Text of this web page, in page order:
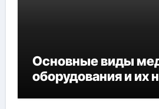
Основные виды
оборудования и их